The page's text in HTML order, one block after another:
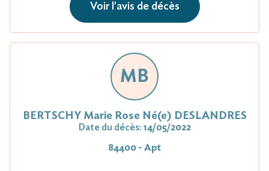
Voir l'avis de décès
MB
BERTSCHY Marie Rose Né(e) DESLANDRES
Date du décès: 14/05/2022
84400 - Apt